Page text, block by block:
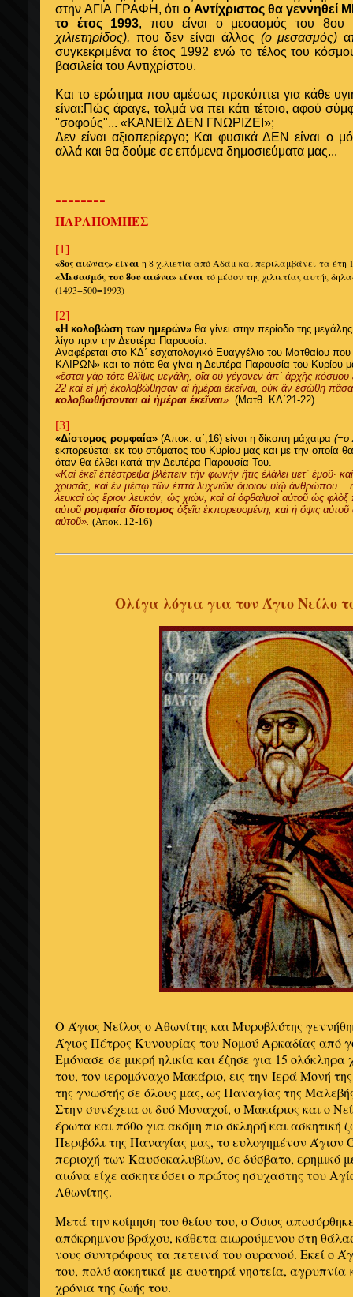
στην ΑΓΙΑ ΓΡΑΦΗ, ότι ο Αντίχριστος θα γεννηθεί
το έτος 1993, που είναι ο μεσασμός του 8ου
χιλιετηρίδος), που δεν είναι άλλος (ο μεσασμός)
συγκεκριμένα το έτος 1992 ενώ το τέλος του
βασιλεία του Αντιχρίστου.
Και το ερώτημα που αμέσως προκύπτει για κάθε
είναι:Πώς άραγε, τολμά να πει κάτι τέτοιο, αφού
"σοφούς"... «ΚΑΝΕΙΣ ΔΕΝ ΓΝΩΡΙΖΕΙ»;
Δεν είναι αξιοπερίεργο; Και φυσικά ΔΕΝ είναι ο
αλλά και θα δούμε σε επόμενα δημοσιεύματα μας...
--------
ΠΑΡΑΠΟΜΠΕΣ
[1]
«8ος αιώνας» είναιη 8 χιλιετία από Αδάμ και περιλαμβάνει τα έτη
«Μεσασμός του 8ου αιώνα» είναιτό μέσον της χιλιετίας αυτής
(1493+500=1993)
[2]
«Η κολοβώση των ημερών» θα γίνει στην περίοδο της
λίγο πριν την Δευτέρα Παρουσία.
Αναφέρεται στο ΚΔ΄ εσχατολογικό Ευαγγέλιο του Ματθαίου
ΚΑΙΡΩΝ» και το πότε θα γίνει η Δευτέρα Παρουσία του Κυρίου
«ἔσται γὰρ τότε θλῖψις μεγάλη, οἵα οὐ γέγονεν ἀπ᾿ ἀρχῆς
22 καὶ εἰ μὴ ἐκολοβώθησαν αἱ ἡμέραι ἐκεῖναι, οὐκ ἂν ἐσώθη
κολοβωθήσονται αἱ ἡμέραι ἐκεῖναι». (Ματθ. ΚΔ΄21-22)
[3]
«Δίστομος ρομφαία» (Αποκ. α΄,16) είναι η δίκοπη μάχαιρα (=ο
εκπορεύεται εκ του στόματος του Κυρίου μας και με την οποία
όταν θα έλθει κατά την Δευτέρα Παρουσία Του.
«Καὶ ἐκεῖ ἐπέστρεψα βλέπειν τὴν φωνὴν ἥτις ἐλάλει μετ᾿ ἐμοῦ·
χρυσᾶς, καὶ ἐν μέσῳ τῶν ἑπτὰ λυχνιῶν ὅμοιον υἱῷ ἀνθρώπου...
λευκαὶ ὡς ἔριον λευκόν, ὡς χιών, καὶ οἱ ὀφθαλμοὶ αὐτοῦ ὡς
αὐτοῦ ρομφαία δίστομος ὀξεῖα ἐκπορευομένη, καὶ ἡ ὄψις αὐτοῦ
αὐτοῦ». (Αποκ. 12-16)
Ολίγα λόγια για τον Άγιο Νείλο
Ο Άγιος Νείλος ο Αθωνίτης και Μυροβλύτης
Άγιος Πέτρος Κυνουρίας του Νομού Αρκαδίας από
Εμόνασε σε μικρή ηλικία και έζησε για 15 ολόκληρα
του, τον ιερομόναχο Μακάριο, εις την Ιερά Μονή
της γνωστής σε όλους μας, ως Παναγίας της
Στην συνέχεια οι δυό Μοναχοί, ο Μακάριος και ο
έρωτα και πόθο για ακόμη πιο σκληρή και ασκητική
Περιβόλι της Παναγίας μας, το ευλογημένον Άγιον
περιοχή των Καυσοκαλυβίων, σε δύσβατο, ερημικό
αιώνα ε­ίχε ασκητεύσει ο πρώτος ησυχαστης του
Αθωνίτης.
Μετά την κοίμηση του θείου του, ο Όσιος
απόκρημνου βράχου, κάθετα αιωρού­μενου στη
νους συντρόφους τα πετεινά του ουρανού. Εκεί ο
του, πολύ ασκητικά με αυστηρά νηστεία, αγρυπνία
χρόνια της ζωής του.